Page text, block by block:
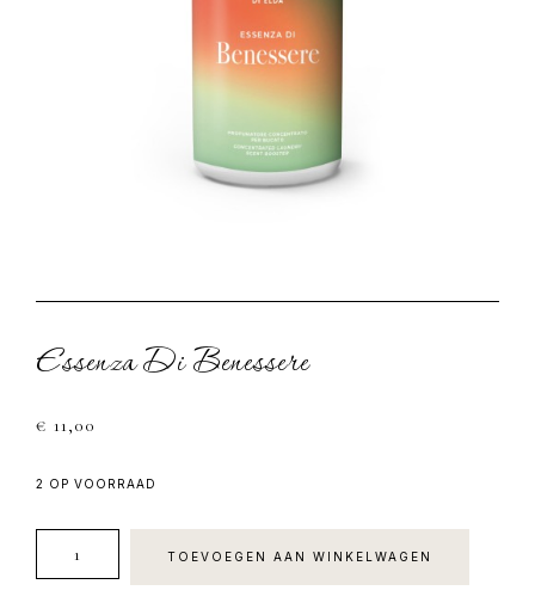
Essenza Di Benessere
€ 11,00
2 OP VOORRAAD
TOEVOEGEN AAN WINKELWAGEN